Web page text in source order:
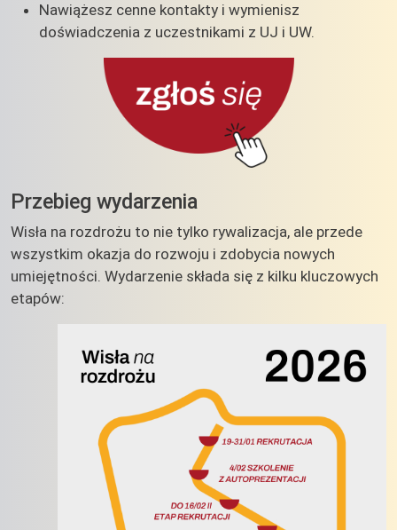
Nawiążesz cenne kontakty i wymienisz
doświadczenia z uczestnikami z UJ i UW.
Przebieg wydarzenia
Wisła na rozdrożu to nie tylko rywalizacja, ale przede
wszystkim okazja do rozwoju i zdobycia nowych
umiejętności. Wydarzenie składa się z kilku kluczowych
etapów: